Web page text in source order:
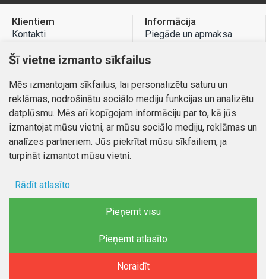
Klientiem
Kontakti
Preču atgriešana
Mans profils
Pasūtījumi
Informācija
Piegāde un apmaksa
Atteikuma tiesības
Kontakti
aizsargātas
Šī vietne izmanto sīkfailus
Mēs izmantojam sīkfailus, lai personalizētu saturu un
reklāmas, nodrošinātu sociālo mediju funkcijas un analizētu
datplūsmu. Mēs arī kopīgojam informāciju par to, kā jūs
izmantojat mūsu vietni, ar mūsu sociālo mediju, reklāmas un
analīzes partneriem. Jūs piekrītat mūsu sīkfailiem, ja
turpināt izmantot mūsu vietni.
Rādīt atlasīto
Pieņemt visu
Pieņemt atlasīto
Noraidīt
FILTRĒT PRODUKTUS